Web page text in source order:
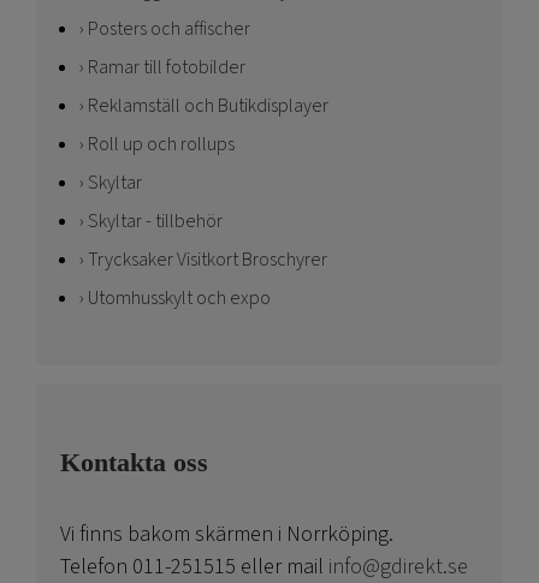
Posters och affischer
Ramar till fotobilder
Reklamställ och Butikdisplayer
Roll up och rollups
Skyltar
Skyltar - tillbehör
Trycksaker Visitkort Broschyrer
Utomhusskylt och expo
Kontakta oss
Vi finns bakom skärmen i Norrköping.
Telefon 011-251515 eller mail info@gdirekt.se